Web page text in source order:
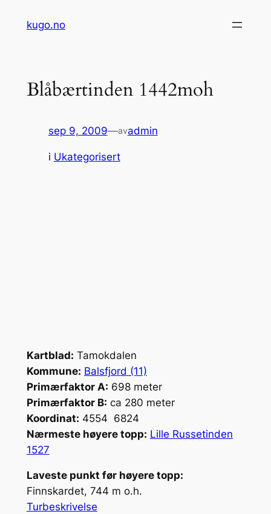
kugo.no
Blåbærtinden 1442moh
sep 9, 2009—avadmin
i Ukategorisert
Kartblad: Tamokdalen
Kommune: Balsfjord (11)
Primærfaktor A: 698 meter
Primærfaktor B: ca 280 meter
Koordinat: 4554 6824
Nærmeste høyere topp: Lille Russetinden
1527
Laveste punkt før høyere topp:
Finnskardet, 744 m o.h.
Turbeskrivelse